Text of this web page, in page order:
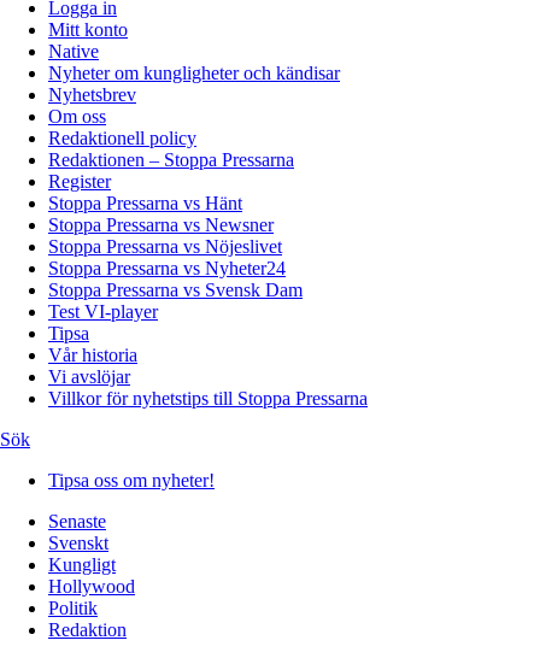
Logga in
Mitt konto
Native
Nyheter om kungligheter och kändisar
Nyhetsbrev
Om oss
Redaktionell policy
Redaktionen – Stoppa Pressarna
Register
Stoppa Pressarna vs Hänt
Stoppa Pressarna vs Newsner
Stoppa Pressarna vs Nöjeslivet
Stoppa Pressarna vs Nyheter24
Stoppa Pressarna vs Svensk Dam
Test VI-player
Tipsa
Vår historia
Vi avslöjar
Villkor för nyhetstips till Stoppa Pressarna
Sök
Tipsa oss om nyheter!
Senaste
Svenskt
Kungligt
Hollywood
Politik
Redaktion